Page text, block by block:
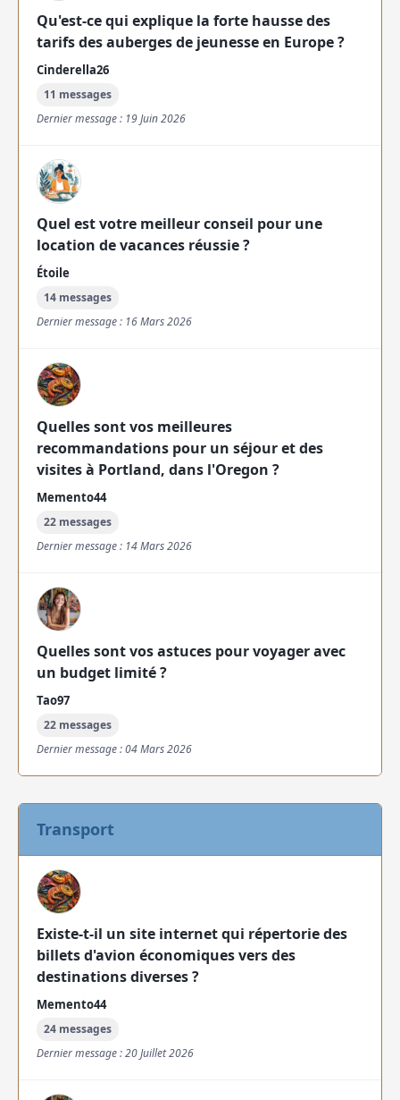
Qu'est-ce qui explique la forte hausse des
tarifs des auberges de jeunesse en Europe ?
Cinderella26
11 messages
Dernier message : 19 Juin 2026
Quel est votre meilleur conseil pour une
location de vacances réussie ?
Étoile
14 messages
Dernier message : 16 Mars 2026
Quelles sont vos meilleures
recommandations pour un séjour et des
visites à Portland, dans l'Oregon ?
Memento44
22 messages
Dernier message : 14 Mars 2026
Quelles sont vos astuces pour voyager avec
un budget limité ?
Tao97
22 messages
Dernier message : 04 Mars 2026
Transport
Existe-t-il un site internet qui répertorie des
billets d'avion économiques vers des
destinations diverses ?
Memento44
24 messages
Dernier message : 20 Juillet 2026